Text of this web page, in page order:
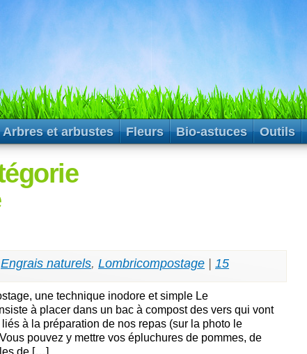
Arbres et arbustes Fleurs Bio-astuces Outils
Engrais naturels, Lombricompostage
15
une technique inodore et simple Le
à placer dans un bac à compost des vers qui vont
à la préparation de nos repas (sur la photo le
pouvez y mettre vos épluchures de pommes, de
de […]